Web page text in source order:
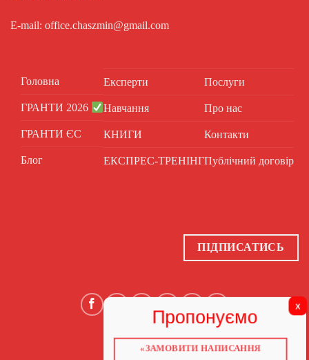
E-mail: office.chaszmin@gmail.com
Головна
ГРАНТИ 2026
ГРАНТИ ЄС
Блог
Експерти
Навчання
КНИГИ
ЕКСПРЕС-ТРЕНІНГ
Послуги
Про нас
Контакти
Публічний договір
ПІДПИСАТИСЬ
ГОЛОВНА
«ЗАМОВИТИ НАПИСАННЯ